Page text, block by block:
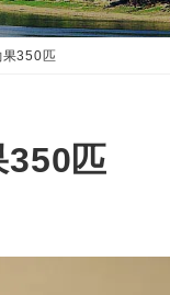
350匹
匹